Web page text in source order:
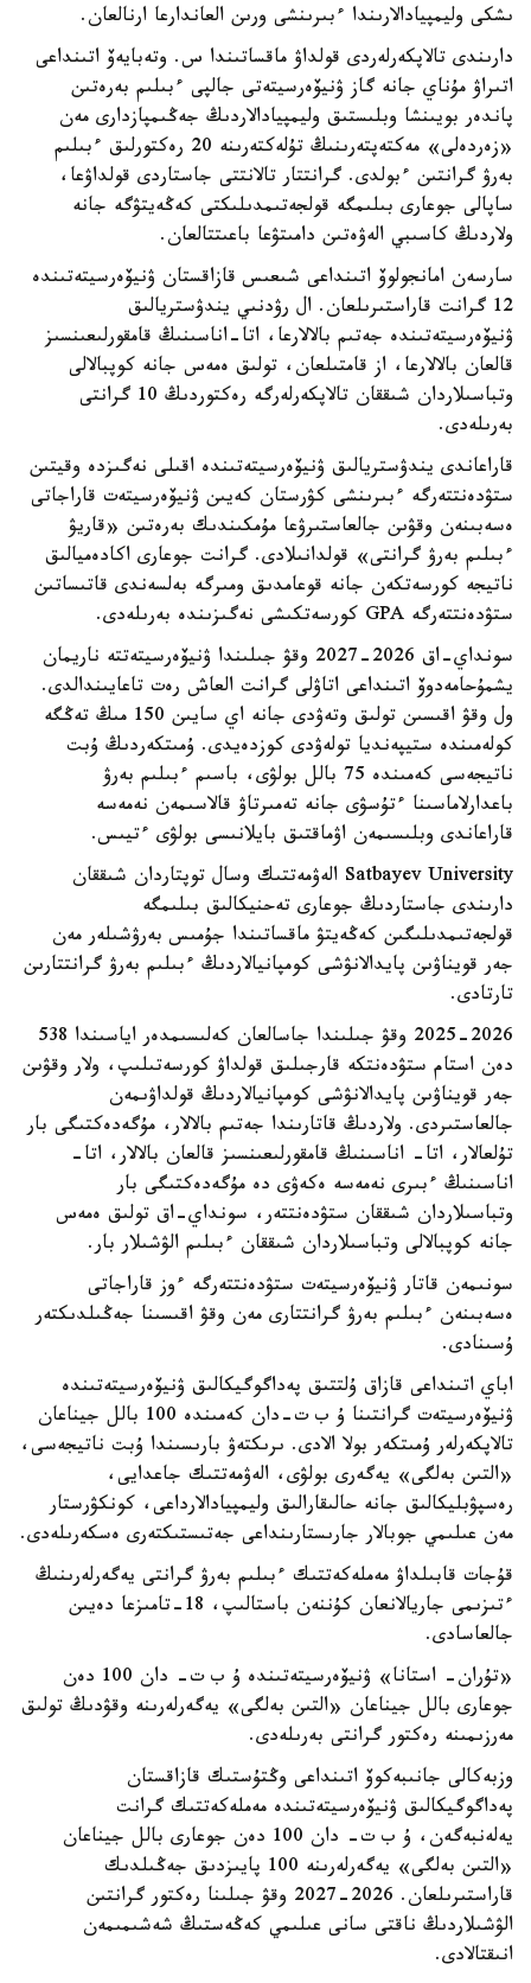
ىشكى وليمپيادالارىندا ءبىرىنشى ورىن العاندارعا ارنالعان.
دارىندى تالاپكەرلەردى قولداۋ ماقساتىندا س. وتەبايەۆ اتىنداعى
اتىراۋ مۇناي جانە گاز ۋنيۆەرسيتەتى جالپى ءبىلىم بەرەتىن
پاندەر بويىنشا وبلىستىق وليمپيادالاردىڭ جەڭىمپازدارى مەن
«زەردەلى» مەكتەپتەرىنىڭ تۇلەكتەرىنە 20 رەكتورلىق ءبىلىم
بەرۋ گرانتىن ءبولدى. گرانتتار تالانتتى جاستاردى قولداۋعا،
ساپالى جوعارى بىلىمگە قولجەتىمدىلىكتى كەڭەيتۋگە جانە
ولاردىڭ كاسىبي الەۋەتىن دامىتۋعا باعىتتالعان.
سارسەن امانجولوۆ اتىنداعى شىعىس قازاقستان ۋنيۆەرسيتەتىندە
12 گرانت قاراستىرىلعان. ال رۋدنىي يندۋستريالىق
ۋنيۆەرسيتەتىندە جەتىم بالالارعا، اتا-اناسىنىڭ قامقورلىعىنسىز
قالعان بالالارعا، از قامتىلعان، تولىق ەمەس جانە كوپبالالى
وتباسىلاردان شىققان تالاپكەرلەرگە رەكتوردىڭ 10 گرانتى
بەرىلەدى.
قاراعاندى يندۋستريالىق ۋنيۆەرسيتەتىندە اقىلى نەگىزدە وقيتىن
ستۋدەنتتەرگە ءبىرىنشى كۋرستان كەيىن ۋنيۆەرسيتەت قاراجاتى
ەسەبىنەن وقۋىن جالعاستىرۋعا مۇمكىندىك بەرەتىن «قاريۋ
ءبىلىم بەرۋ گرانتى» قولدانىلادى. گرانت جوعارى اكادەميالىق
ناتيجە كورسەتكەن جانە قوعامدىق ومىرگە بەلسەندى قاتىساتىن
ستۋدەنتتەرگە GPA كورسەتكىشى نەگىزىندە بەرىلەدى.
سونداي-اق 2026-2027 وقۋ جىلىندا ۋنيۆەرسيتەتتە ناريمان
يشمۇحامەدوۆ اتىنداعى اتاۋلى گرانت العاش رەت تاعايىندالدى.
ول وقۋ اقىسىن تولىق وتەۋدى جانە اي سايىن 150 مىڭ تەڭگە
كولەمىندە ستيپەنديا تولەۋدى كوزدەيدى. ۇمىتكەردىڭ ۇبت
ناتيجەسى كەمىندە 75 بالل بولۋى، باسىم ءبىلىم بەرۋ
باعدارلاماسىنا ءتۇسۋى جانە تەمىرتاۋ قالاسىمەن نەمەسە
قاراعاندى وبلىسىمەن اۋماقتىق بايلانىسى بولۋى ءتيىس.
Satbayev University الەۋمەتتىك وسال توپتاردان شىققان
دارىندى جاستاردىڭ جوعارى تەحنيكالىق بىلىمگە
قولجەتىمدىلىگىن كەڭەيتۋ ماقساتىندا جۇمىس بەرۋشىلەر مەن
جەر قويناۋىن پايدالانۋشى كومپانيالاردىڭ ءبىلىم بەرۋ گرانتتارىن
تارتادى.
2025-2026 وقۋ جىلىندا جاسالعان كەلىسىمدەر اياسىندا 538
دەن استام ستۋدەنتكە قارجىلىق قولداۋ كورسەتىلىپ، ولار وقۋىن
جەر قويناۋىن پايدالانۋشى كومپانيالاردىڭ قولداۋىمەن
جالعاستىردى. ولاردىڭ قاتارىندا جەتىم بالالار، مۇگەدەكتىگى بار
تۇلعالار، اتا- اناسىنىڭ قامقورلىعىنسىز قالعان بالالار، اتا-
اناسىنىڭ ءبىرى نەمەسە ەكەۋى دە مۇگەدەكتىگى بار
وتباسىلاردان شىققان ستۋدەنتتەر، سونداي-اق تولىق ەمەس
جانە كوپبالالى وتباسىلاردان شىققان ءبىلىم الۋشىلار بار.
سونىمەن قاتار ۋنيۆەرسيتەت ستۋدەنتتەرگە ءوز قاراجاتى
ەسەبىنەن ءبىلىم بەرۋ گرانتتارى مەن وقۋ اقىسىنا جەڭىلدىكتەر
ۇسىنادى.
اباي اتىنداعى قازاق ۇلتتىق پەداگوگيكالىق ۋنيۆەرسيتەتىندە
ۋنيۆەرسيتەت گرانتىنا ۇ ب ت-دان كەمىندە 100 بالل جيناعان
تالاپكەرلەر ۇمىتكەر بولا الادى. ىرىكتەۋ بارىسىندا ۇبت ناتيجەسى،
«التىن بەلگى» يەگەرى بولۋى، الەۋمەتتىك جاعدايى،
رەسپۋبليكالىق جانە حالىقارالىق وليمپيادالارداعى، كونكۋرستار
مەن عىلىمي جوبالار جارىستارىنداعى جەتىستىكتەرى ەسكەرىلەدى.
قۇجات قابىلداۋ مەملەكەتتىك ءبىلىم بەرۋ گرانتى يەگەرلەرىنىڭ
ءتىزىمى جاريالانعان كۇننەن باستالىپ، 18-تامىزعا دەيىن
جالعاسادى.
«تۇران- استانا» ۋنيۆەرسيتەتىندە ۇ ب ت- دان 100 دەن
جوعارى بالل جيناعان «التىن بەلگى» يەگەرلەرىنە وقۋدىڭ تولىق
مەرزىمىنە رەكتور گرانتى بەرىلەدى.
وزبەكالى جانىبەكوۆ اتىنداعى وڭتۇستىك قازاقستان
پەداگوگيكالىق ۋنيۆەرسيتەتىندە مەملەكەتتىك گرانت
يەلەنبەگەن، ۇ ب ت- دان 100 دەن جوعارى بالل جيناعان
«التىن بەلگى» يەگەرلەرىنە 100 پايىزدىق جەڭىلدىك
قاراستىرىلعان. 2026-2027 وقۋ جىلىنا رەكتور گرانتىن
الۋشىلاردىڭ ناقتى سانى عىلىمي كەڭەستىڭ شەشىمىمەن
انىقتالادى.